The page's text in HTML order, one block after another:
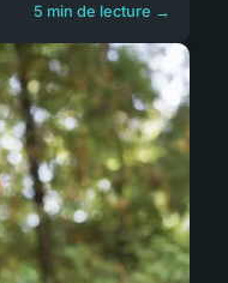
5 min de lecture →